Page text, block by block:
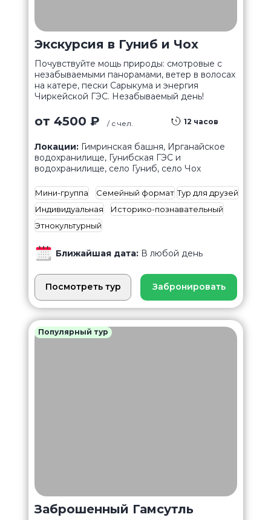
Заброшенный Гамсутль
Популярный тур
от 4500 ₽
Экскурсия в Гуниб и Чох
12 часов
/ с чел.
Почувствуйте мощь природы: смотровые с
незабываемыми панорамами, ветер в волосах
на катере, пески Сарыкума и энергия
Чиркейской ГЭС. Незабываемый день!
Ближайшая дата: В любой день
Локации: Гимринская башня, Ирганайское
водохранилище, Гунибская ГЭС и
водохранилище, село Гуниб, село Чох
Индивидуальная
Мини-группа
Этнокультурный
Тур для друзей
Историко-познавательный
Семейный формат
Посмотреть тур Забронировать